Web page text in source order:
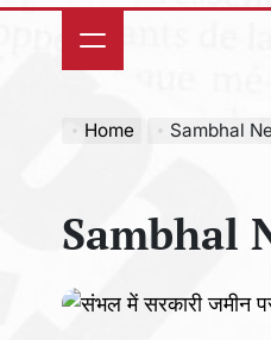
Home Sambhal
Sambhal